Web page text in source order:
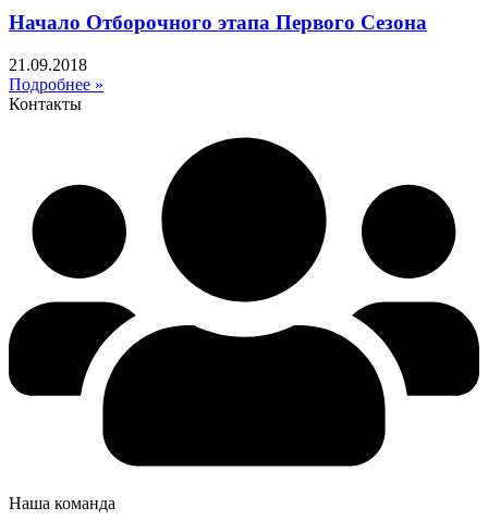
Начало Отборочного этапа Первого Сезона
21.09.2018
Подробнее »
Контакты
Наша команда